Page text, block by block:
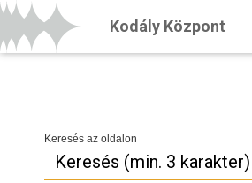
Kodály Központ
Keresés az oldalon